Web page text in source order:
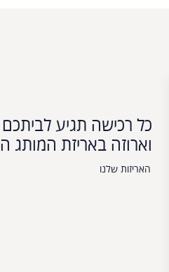
כל רכישה תגיע
וארוזה באריזת המותג
האריזות שלנו